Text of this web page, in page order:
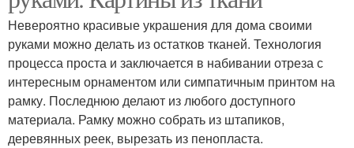
Невероятно красивые украшения для дома своими
руками можно делать из остатков тканей. Технология
процесса проста и заключается в набивании отреза с
интересным орнаментом или симпатичным принтом на
рамку. Последнюю делают из любого доступного
материала. Рамку можно собрать из штапиков,
деревянных реек, вырезать из пенопласта.